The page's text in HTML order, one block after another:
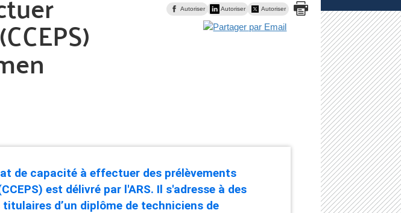
Autoriser Autoriser Autoriser
de capacité à effectuer des prélèvements
est délivré par l'ARS. Il s'adresse à des
d’un diplôme de techniciens de